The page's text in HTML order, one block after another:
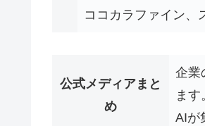
ココカラファイン、
公式メディアまと
め
企業
ます
AIが